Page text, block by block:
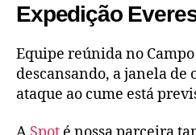
Expedição
Equipe reúnida no Campo
descansando, a janela
ataque ao cume está